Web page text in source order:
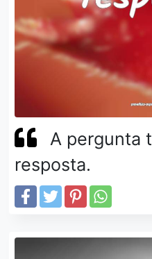
A pergunta
resposta.